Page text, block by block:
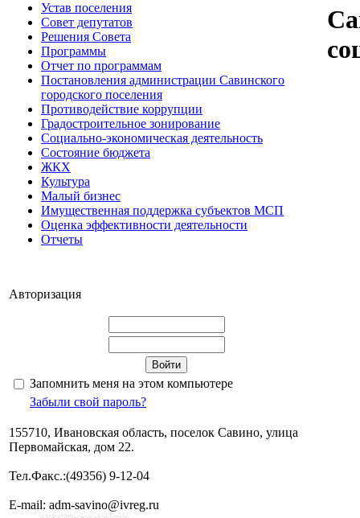
Устав поселения
Совет депутатов
Решения Совета
Программы
Отчет по программам
Постановления администрации Савинского
городского поселения
Противодействие коррупции
Градостроительное зонирование
Социально-экономическая деятельность
Состояние бюджета
ЖКХ
Культура
Малый бизнес
Имущественная поддержка субъектов МСП
Оценка эффективности деятельности
Отчеты
Авторизация
Запомнить меня на этом компьютере
Забыли свой пароль?
155710, Ивановская область, поселок Савино, улица
Первомайская, дом 22.
Тел.Факс.:(49356) 9-12-04
E-mail: adm-savino@ivreg.ru